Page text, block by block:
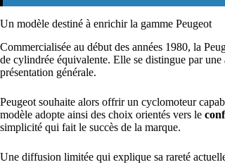
Un modèle destiné à enrichir la gamme Peugeot
Commercialisée au début des années 1980, la
de cylindrée équivalente. Elle se distingue par
présentation générale.
Peugeot souhaite alors offrir un cyclomoteur
modèle adopte ainsi des choix orientés vers le
simplicité qui fait le succès de la marque.
Une diffusion limitée qui explique sa rareté